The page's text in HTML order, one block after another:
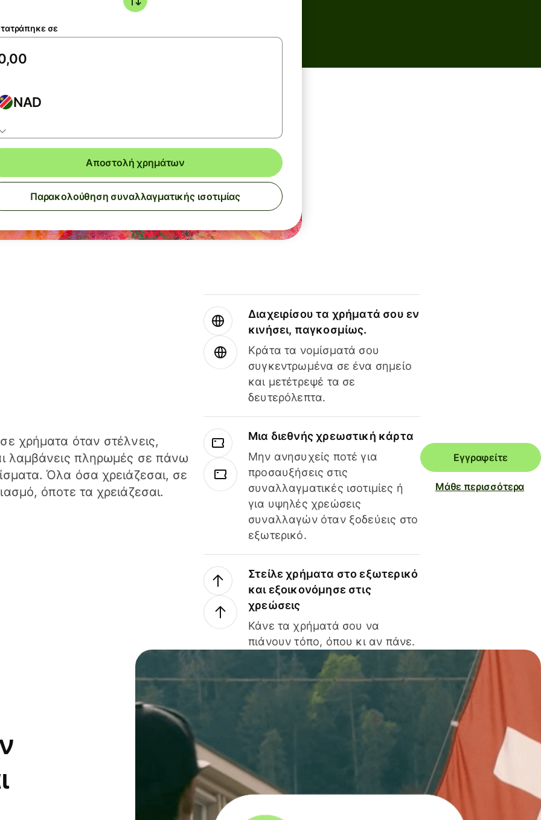
σε
NAD
Αποστολή χρημάτων
Παρακολούθηση συναλλαγματικής ισοτιμίας
χρήματα όταν στέλνεις,
λαμβάνεις πληρωμές σε πάνω
Όλα όσα χρειάζεσαι, σε
όποτε τα χρειάζεσαι.
Διαχειρίσου τα χρήματά σου εν
κινήσει, παγκοσμίως.
Κράτα τα νομίσματά σου
συγκεντρωμένα σε ένα σημείο
και μετέτρεψέ τα σε
δευτερόλεπτα.
Μια διεθνής χρεωστική κάρτα
Μην ανησυχείς ποτέ για
προσαυξήσεις στις
συναλλαγματικές ισοτιμίες ή
για υψηλές χρεώσεις
συναλλαγών όταν ξοδεύεις στο
εξωτερικό.
Στείλε χρήματα στο εξωτερικό
και εξοικονόμησε στις
χρεώσεις
Κάνε τα χρήματά σου να
πιάνουν τόπο, όπου κι αν πάνε.
Εγγραφείτε
Μάθε περισσότερα